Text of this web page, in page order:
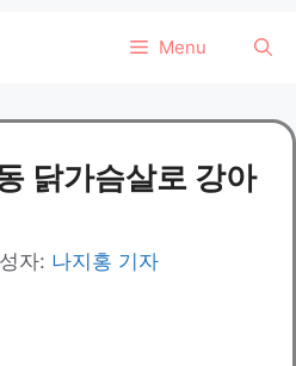
Menu
닭가슴살로 강아
자: 나지홍 기자